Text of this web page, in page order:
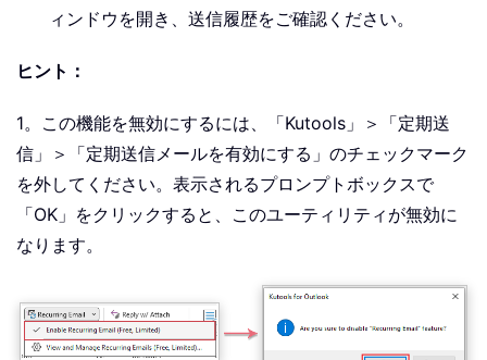
ィンドウを開き、送信履歴をご確認ください。
ヒント：
1。この機能を無効にするには、「Kutools」＞「定期送
信」＞「定期送信メールを有効にする」のチェックマーク
を外してください。表示されるプロンプトボックスで
「OK」をクリックすると、このユーティリティが無効に
なります。